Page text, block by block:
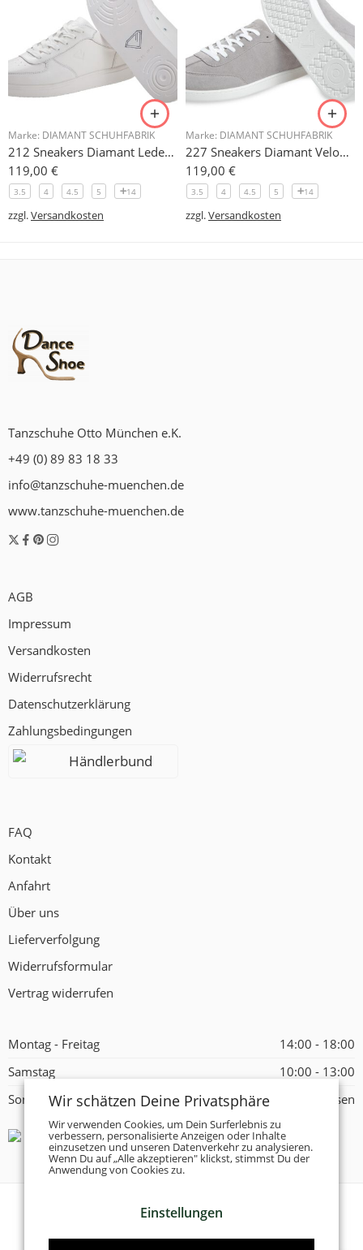
Marke: DIAMANT SCHUHFABRIK
212 Sneakers Diamant Leder weiss, drehfreudige Kunststoffsohle
119,00 €
3.5 4 4.5 5 14
zzgl.Versandkosten
Marke: DIAMANT SCHUHFABRIK
227 Sneakers Diamant Veloursleder hellgrau, drehfreudige Kunststoffsohle
119,00 €
3.5 4 4.5 5 14
zzgl.Versandkosten
Tanzschuhe Otto München e.K.
+49 (0) 89 83 18 33
info@tanzschuhe-muenchen.de
www.tanzschuhe-muenchen.de
AGB
Impressum
Versandkosten
Widerrufsrecht
Datenschutzerklärung
Zahlungsbedingungen
Händlerbund
FAQ
Kontakt
Anfahrt
Über uns
Lieferverfolgung
Widerrufsformular
Vertrag widerrufen
Montag - Freitag
14:00 - 18:00
Samstag
10:00 - 13:00
Sonntag
Geschlossen
Tanzschuhe Otto München e.K.
Wir schätzen Deine Privatsphäre
Wir verwenden Cookies, um Dein Surferlebnis zu
verbessern, personalisierte Anzeigen oder Inhalte
einzusetzen und unseren Datenverkehr zu analysieren.
Wenn Du auf „Alle akzeptieren" klickst, stimmst Du der
Anwendung von Cookies zu.
Einstellungen